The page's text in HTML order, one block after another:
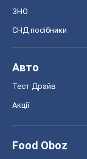
ЗНО
СНД посібники
Авто
Тест Драйв
Акції
Food Oboz